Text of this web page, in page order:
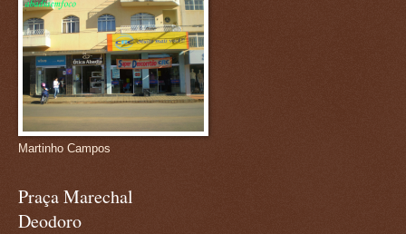
Martinho Campos
Praça Marechal
Deodoro